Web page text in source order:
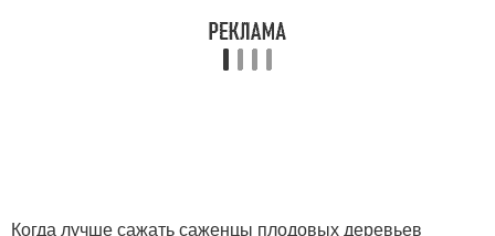
Когда лучше сажать саженцы плодовых деревьев